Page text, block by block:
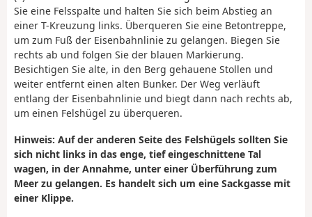
Sie eine Felsspalte und halten Sie sich beim Abstieg an
einer T-Kreuzung links. Überqueren Sie eine Betontreppe,
um zum Fuß der Eisenbahnlinie zu gelangen. Biegen Sie
rechts ab und folgen Sie der blauen Markierung.
Besichtigen Sie alte, in den Berg gehauene Stollen und
weiter entfernt einen alten Bunker. Der Weg verläuft
entlang der Eisenbahnlinie und biegt dann nach rechts ab,
um einen Felshügel zu überqueren.
Hinweis: Auf der anderen Seite des Felshügels sollten Sie
sich nicht links in das enge, tief eingeschnittene Tal
wagen, in der Annahme, unter einer Überführung zum
Meer zu gelangen. Es handelt sich um eine Sackgasse mit
einer Klippe.